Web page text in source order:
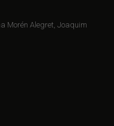
Morén Alegret, Joaquim